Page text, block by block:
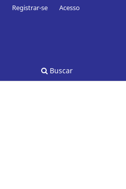
Buscar
Registrar-se Acesso